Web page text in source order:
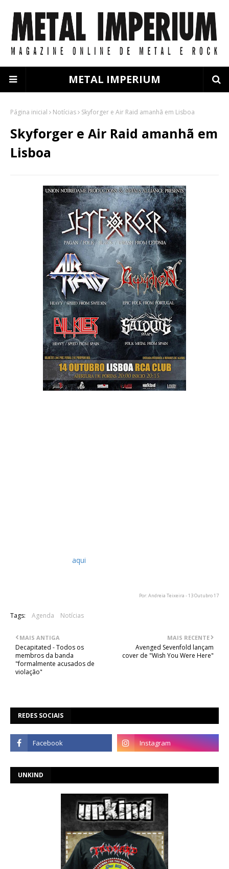
METAL IMPERIUM
Página inicial Notícias Skyforger e Air Raid amanhã em Lisboa
Skyforger e Air Raid amanhã em
Lisboa
aqui
Por: Andreia Teixeira - 13 Outubro 17
Tags: Agenda Notícias
MAIS RECENTE
Avenged Sevenfold lançam
cover de "Wish You Were Here"
MAIS ANTIGA
Decapitated - Todos os
membros da banda
"formalmente acusados de
violação"
REDES SOCIAIS
UNKIND